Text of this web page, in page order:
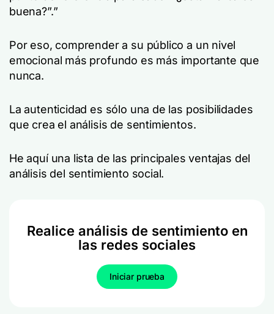
buena?”.”
Por eso, comprender a su público a un nivel
emocional más profundo es más importante que
nunca.
La autenticidad es sólo una de las posibilidades
que crea el análisis de sentimientos.
He aquí una lista de las principales ventajas del
análisis del sentimiento social.
Realice análisis de sentimiento en
las redes sociales
Iniciar prueba